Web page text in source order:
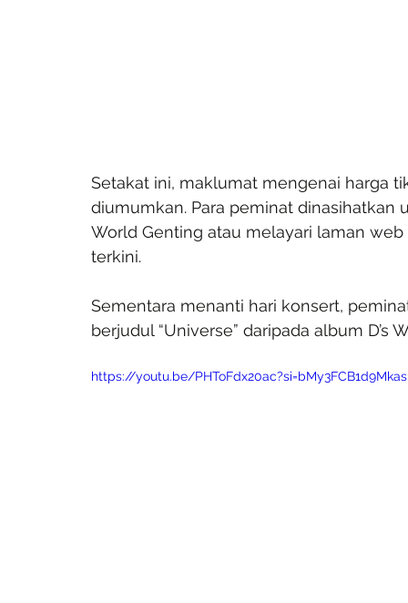
Setakat ini, maklumat mengenai harga
diumumkan. Para peminat
World Genting atau melayari laman
terkini.
Sementara menanti hari konsert,
berjudul “Universe” daripada album D’s
https://youtu.be/